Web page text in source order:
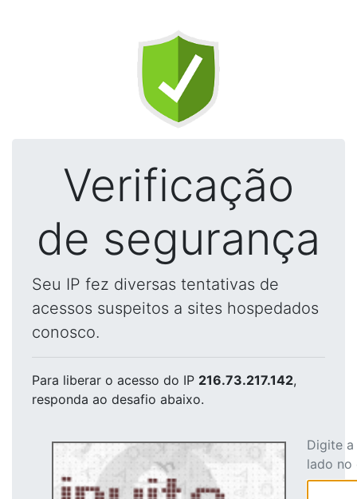
Verificação
de segurança
Seu IP fez diversas tentativas de
acessos suspeitos a sites hospedados
conosco.
Para liberar o acesso do IP 216.73.217.142,
responda ao desafio abaixo.
Digite
lado no